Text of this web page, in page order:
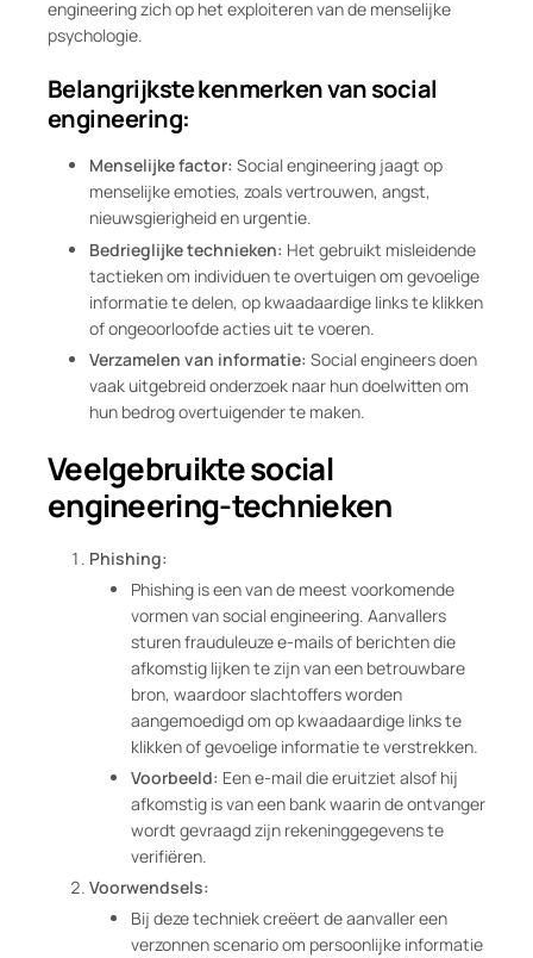
engineering zich op het exploiteren van de menselijke
psychologie.
Belangrijkste kenmerken van social
engineering:
Menselijke factor: Social engineering jaagt op
menselijke emoties, zoals vertrouwen, angst,
nieuwsgierigheid en urgentie.
Bedrieglijke technieken: Het gebruikt misleidende
tactieken om individuen te overtuigen om gevoelige
informatie te delen, op kwaadaardige links te klikken
of ongeoorloofde acties uit te voeren.
Verzamelen van informatie: Social engineers doen
vaak uitgebreid onderzoek naar hun doelwitten om
hun bedrog overtuigender te maken.
Veelgebruikte social
engineering-technieken
Phishing:
Phishing is een van de meest voorkomende
vormen van social engineering. Aanvallers
sturen frauduleuze e-mails of berichten die
afkomstig lijken te zijn van een betrouwbare
bron, waardoor slachtoffers worden
aangemoedigd om op kwaadaardige links te
klikken of gevoelige informatie te verstrekken.
Voorbeeld: Een e-mail die eruitziet alsof hij
afkomstig is van een bank waarin de ontvanger
wordt gevraagd zijn rekeninggegevens te
verifiëren.
Voorwendsels:
Bij deze techniek creëert de aanvaller een
verzonnen scenario om persoonlijke informatie